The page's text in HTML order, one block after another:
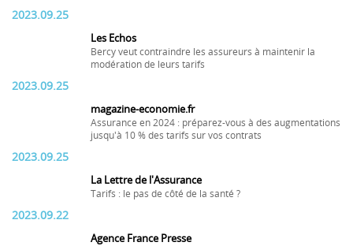
2023.09.25
Les Echos
Bercy veut contraindre les assureurs à maintenir la
modération de leurs tarifs
2023.09.25
magazine-economie.fr
Assurance en 2024 : préparez-vous à des augmentations
jusqu'à 10 % des tarifs sur vos contrats
2023.09.25
La Lettre de l'Assurance
Tarifs : le pas de côté de la santé ?
2023.09.22
Agence France Presse